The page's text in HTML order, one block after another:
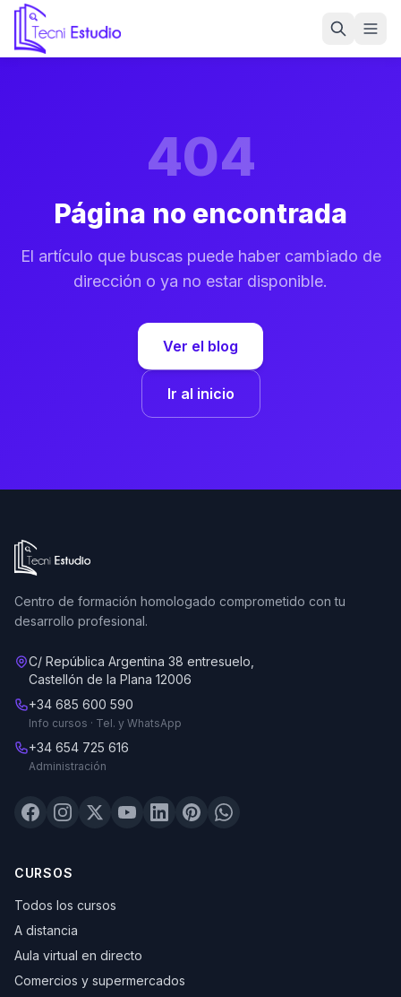
Ir a la página de inicio de Tecni Estudio
404
Página no encontrada
El artículo que buscas puede haber cambiado de
dirección o ya no estar disponible.
Ver el blog
Ir al inicio
Ir a la página de inicio de Tecni Estudio
Centro de formación homologado comprometido con tu
desarrollo profesional.
C/ República Argentina 38 entresuelo,
Castellón de la Plana 12006
+34 685 600 590
Info cursos · Tel. y WhatsApp
+34 654 725 616
Administración
CURSOS
Todos los cursos
A distancia
Aula virtual en directo
Comercios y supermercados